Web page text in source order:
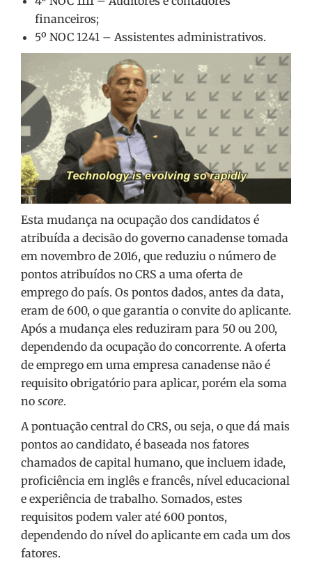
financeiros;
5º NOC 1241 – Assistentes administrativos.
Esta mudança na ocupação dos candidatos é
atribuída a decisão do governo canadense tomada
em novembro de 2016, que reduziu o número de
pontos atribuídos no CRS a uma oferta de
emprego do país. Os pontos dados, antes da data,
eram de 600, o que garantia o convite do aplicante.
Após a mudança eles reduziram para 50 ou 200,
dependendo da ocupação do concorrente. A oferta
de emprego em uma empresa canadense não é
requisito obrigatório para aplicar, porém ela soma
no score.
A pontuação central do CRS, ou seja, o que dá mais
pontos ao candidato, é baseada nos fatores
chamados de capital humano, que incluem idade,
proficiência em inglês e francês, nível educacional
e experiência de trabalho. Somados, estes
requisitos podem valer até 600 pontos,
dependendo do nível do aplicante em cada um dos
fatores.